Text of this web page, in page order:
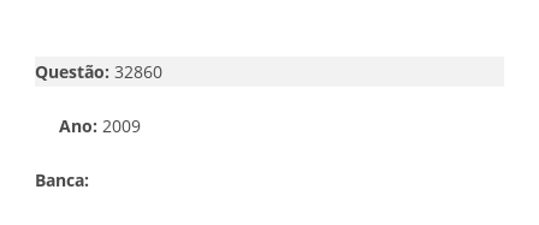
Questão: 32860
Ano: 2009
Banca: